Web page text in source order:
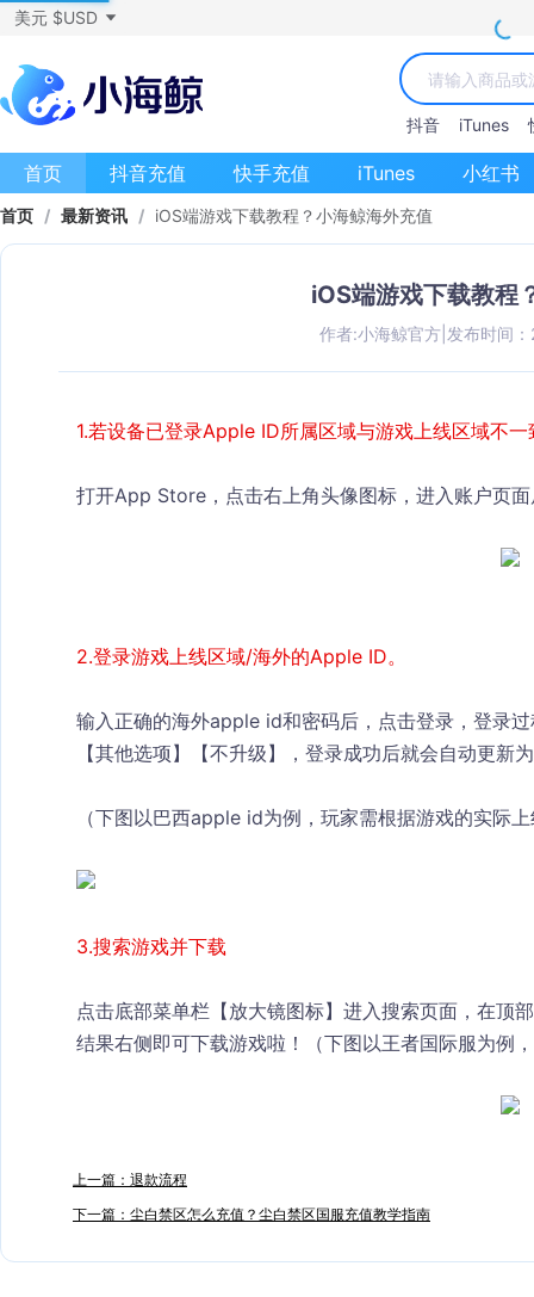
美元 $USD
抖音 iTunes
首页 抖音充值 快手充值 iTunes 小红书
首页 / 最新资讯 / iOS端游戏下载教程？小海鲸海外充值
iOS端游戏下载教程
作者:小海鲸官方| 发布时间
1.若设备已登录Apple ID所属区域与游戏上线区域不
打开App Store，点击右上角头像图标，进入账户页
2.登录游戏上线区域/海外的Apple ID。
输入正确的海外apple id和密码后，点击登录，登录
【其他选项】【不升级】，登录成功后就会自动更新
（下图以巴西apple id为例，玩家需根据游戏的实际
点击底部菜单栏【放大镜图标】进入搜索页面，在顶
结果右侧即可下载游戏啦！（下图以王者国际服为例
上一篇：退款流程
下一篇：尘白禁区怎么充值？尘白禁区国服充值教学指南